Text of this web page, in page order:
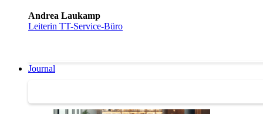
Andrea Laukamp
Leiterin TT-Service-Büro
Journal